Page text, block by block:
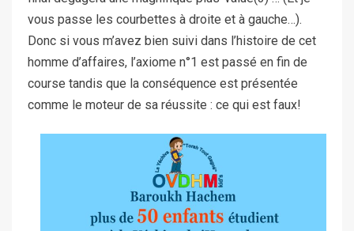
vous passe les courbettes à droite et à gauche…).
Donc si vous m’avez bien suivi dans l’histoire de cet
homme d’affaires, l’axiome n°1 est passé en fin de
course tandis que la conséquence est présentée
comme le moteur de sa réussite : ce qui est faux!